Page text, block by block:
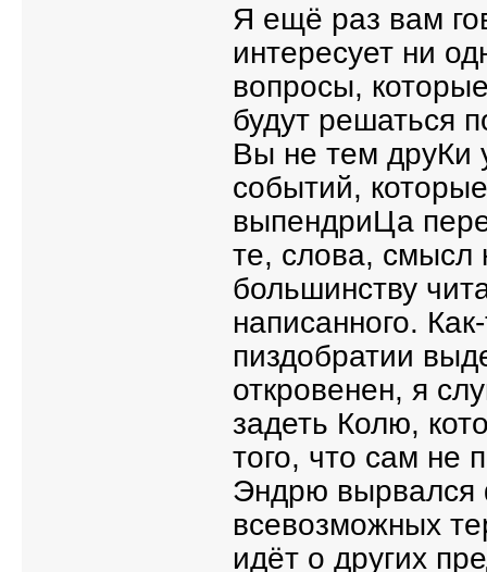
Я ещё раз вам
интересует ни
вопросы,
будут решаться
Вы не тем друКи
событий,
выпендриЦа
те, слова, смысл
большинству
написанного.
пиздобратии
откровенен, я
задеть Колю,
того, что сам не
Эндрю вырвался
всевозможных
идёт о других